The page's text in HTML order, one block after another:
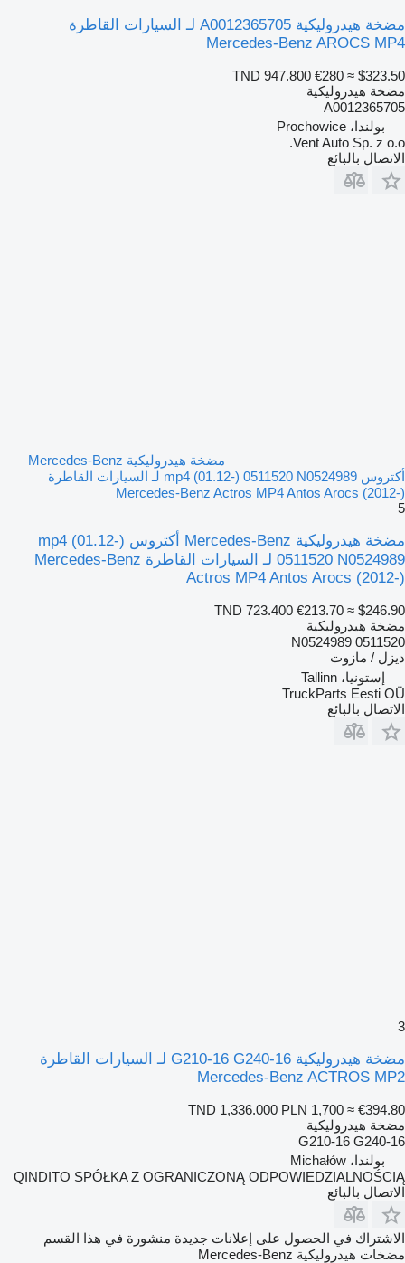
مضخة هيدروليكية A0012365705 لـ السيارات القاطرة
Mercedes-Benz AROCS MP4
TND 947.800 €280 ≈ $323.50
مضخة هيدروليكية
A0012365705
بولندا، Prochowice
Vent Auto Sp. z o.o.
الاتصال بالبائع
مضخة هيدروليكية Mercedes-Benz
أكتروس mp4 (01.12-) 0511520 N0524989 لـ السيارات القاطرة
Mercedes-Benz Actros MP4 Antos Arocs (2012-)
5
مضخة هيدروليكية Mercedes-Benz أكتروس mp4 (01.12-)
0511520 N0524989 لـ السيارات القاطرة Mercedes-Benz
Actros MP4 Antos Arocs (2012-)
TND 723.400 €213.70 ≈ $246.90
مضخة هيدروليكية
0511520 N0524989
ديزل / مازوت
إستونيا، Tallinn
TruckParts Eesti OÜ
الاتصال بالبائع
3
مضخة هيدروليكية G210-16 G240-16 لـ السيارات القاطرة
Mercedes-Benz ACTROS MP2
TND 1,336.000 PLN 1,700 ≈ €394.80
مضخة هيدروليكية
G210-16 G240-16
بولندا، Michałów
QINDITO SPÓŁKA Z OGRANICZONĄ ODPOWIEDZIALNOŚCIĄ
الاتصال بالبائع
الاشتراك في الحصول على إعلانات جديدة منشورة في هذا القسم
مضخات هيدروليكية Mercedes-Benz